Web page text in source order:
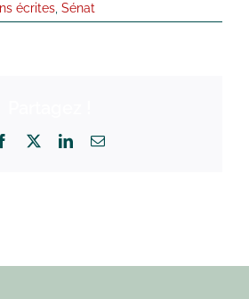
écrites Sénat
Facebook LinkedInEmail